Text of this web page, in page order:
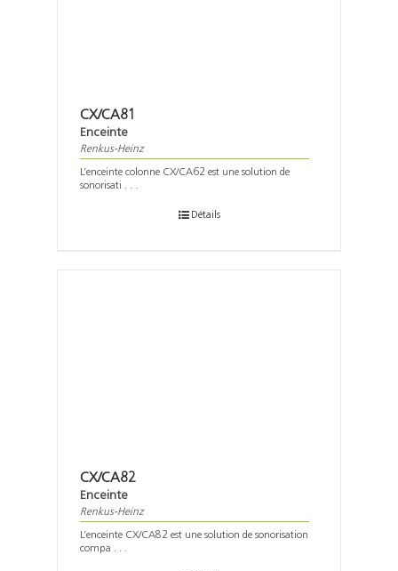
CX/CA81
Enceinte
Renkus-Heinz
L’enceinte colonne CX/CA62 est une solution de
sonorisati . . .
Détails
CX/CA82
Enceinte
Renkus-Heinz
L’enceinte CX/CA82 est une solution de sonorisation
compa . . .